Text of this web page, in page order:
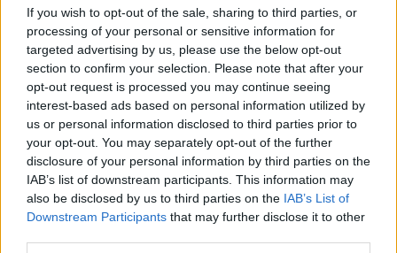
If you wish to opt-out of the sale, sharing to third parties, or
processing of your personal or sensitive information for
targeted advertising by us, please use the below opt-out
section to confirm your selection. Please note that after your
opt-out request is processed you may continue seeing
interest-based ads based on personal information utilized by
us or personal information disclosed to third parties prior to
your opt-out. You may separately opt-out of the further
disclosure of your personal information by third parties on the
IAB’s list of downstream participants. This information may
also be disclosed by us to third parties on the IAB’s List of
Downstream Participants that may further disclose it to other
26.02.2026
Barkom Każany Lwów
P
3
17:30
13.02.2026
JSW Jastrzębski Węgiel
PGE GiEK SKRA Bełchatów
W
ZOBACZ WIĘCEJ (9)
PGE PROJEKT WARSZAWA - OSTATNIE MECZE NA WYJEZDZIE
2025/2026 · TAURONLIGA - FAZA PLAY-OFF
17:30
06.05.2026
Asseco Resovia
PGE Projekt Warszawa
W
0
3
17:30
Asseco Resovia
1